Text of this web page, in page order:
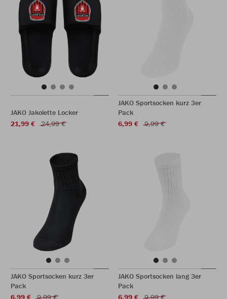
JAKO Jakolette Locker
21,99 €
24,99 €
JAKO Sportsocken kurz 3er
Pack
6,99 €
9,99 €
JAKO Sportsocken kurz 3er
Pack
6,99 €
9,99 €
JAKO Sportsocken lang 3er
Pack
6,99 €
9,99 €